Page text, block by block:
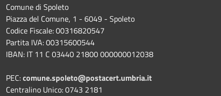
Comune di Spoleto
Piazza del Comune, 1 - 6049 - Spoleto
Codice Fiscale: 00316820547
Partita IVA: 00315600544
IBAN: IT 11 C 03440 21800 000000012038
PEC:comune.spoleto@postacert.umbria.it
Centralino Unico: 0743 2181